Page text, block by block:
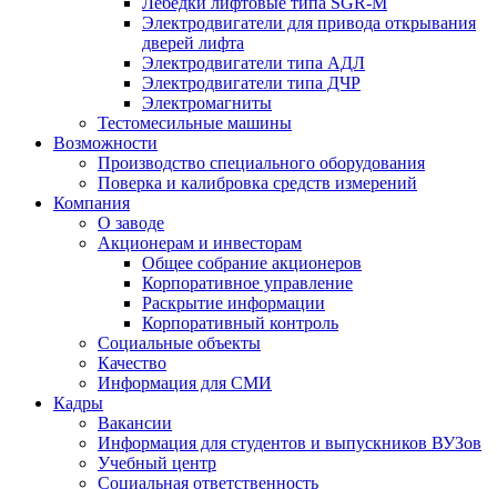
Электродвигатели для привода открывания
дверей лифта
Электродвигатели типа АДЛ
Электродвигатели типа ДЧР
Электромагниты
Тестомесильные машины
Возможности
Производство специального оборудования
Поверка и калибровка средств измерений
Компания
О заводе
Акционерам и инвесторам
Общее собрание акционеров
Корпоративное управление
Раскрытие информации
Корпоративный контроль
Социальные объекты
Качество
Информация для СМИ
Кадры
Вакансии
Информация для студентов и выпускников ВУЗов
Учебный центр
Социальная ответственность